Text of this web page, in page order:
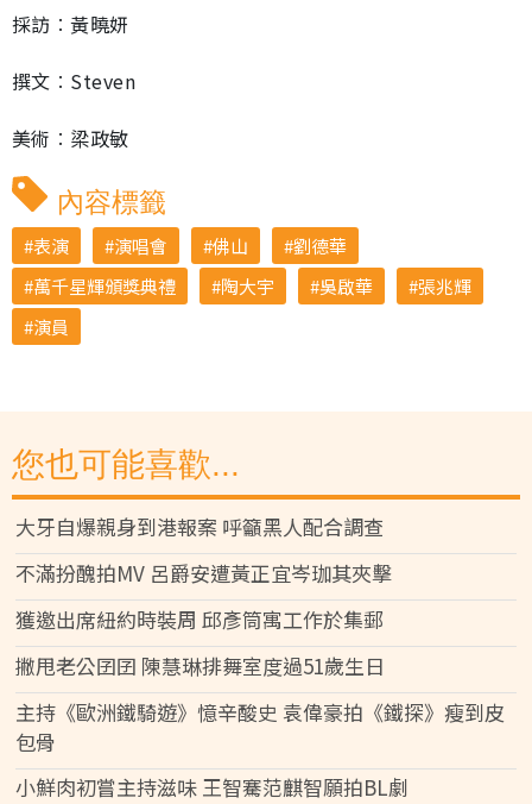
採訪︰黃曉妍
撰文︰Steven
美術︰梁政敏
內容標籤
表演 演唱會 佛山
劉德華
萬千星輝頒獎典禮
陶大宇 吳啟華
張兆輝
演員
您也可能喜歡...
大牙自爆親身到港報案 呼籲黑人配合調查
不滿扮醜拍MV 呂爵安遭黃正宜岑珈其夾擊
獲邀出席紐約時裝周 邱彥筒寓工作於集郵
撇甩老公囝囝 陳慧琳排舞室度過51歲生日
主持《歐洲鐵騎遊》憶辛酸史 袁偉豪拍《鐵探》瘦到皮
包骨
小鮮肉初嘗主持滋味 王智騫范麒智願拍BL劇